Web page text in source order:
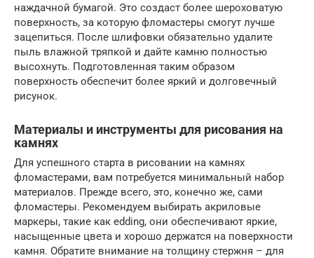
наждачной бумагой. Это создаст более шероховатую
поверхность, за которую фломастеры смогут лучше
зацепиться. После шлифовки обязательно удалите
пыль влажной тряпкой и дайте камню полностью
высохнуть. Подготовленная таким образом
поверхность обеспечит более яркий и долговечный
рисунок.
Материалы и инструменты для рисования на
камнях
Для успешного старта в рисовании на камнях
фломастерами, вам потребуется минимальный набор
материалов. Прежде всего, это, конечно же, сами
фломастеры. Рекомендуем выбирать акриловые
маркеры, такие как edding, они обеспечивают яркие,
насыщенные цвета и хорошо держатся на поверхности
камня. Обратите внимание на толщину стержня – для